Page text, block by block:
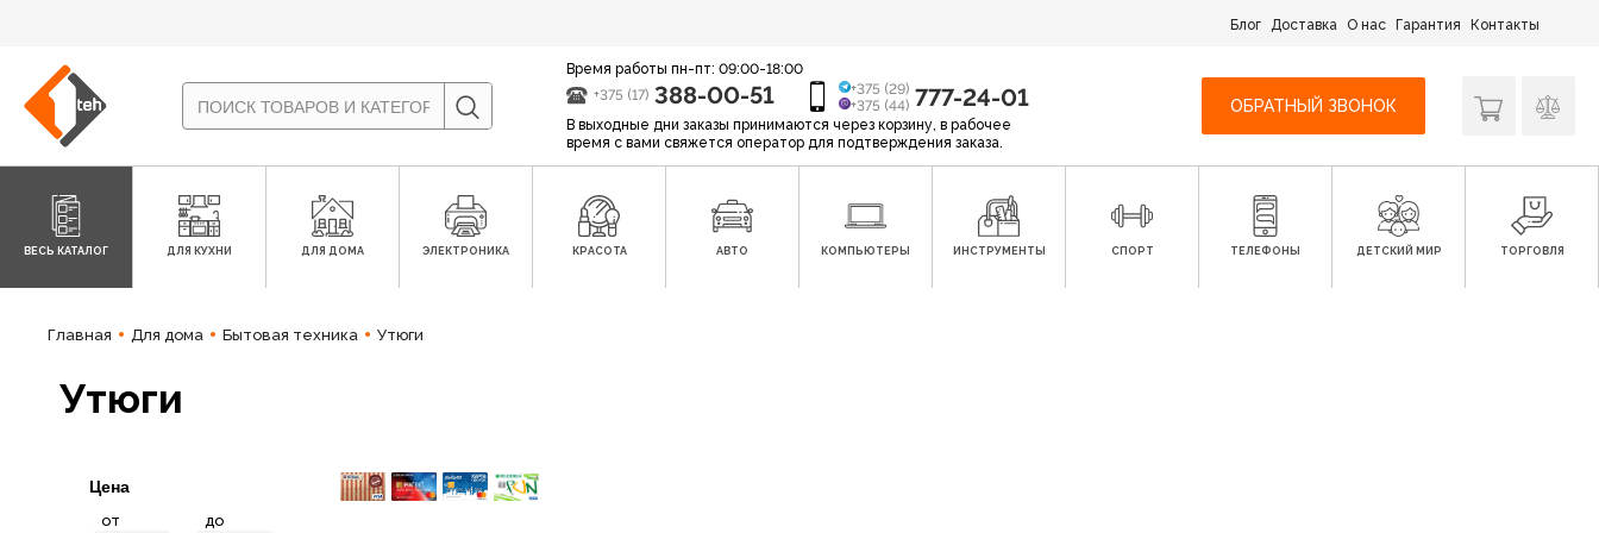
Блог Доставка О нас Гарантия Контакты
Время работы пн-пт: 09:00-18:00
+375 (17) 388-00-51
+375 (29)
+375 (44) 777-24-01
В выходные дни заказы принимаются через корзину, в рабочее
время с вами свяжется оператор для подтверждения заказа.
ОБРАТНЫЙ ЗВОНОК
ВЕСЬ КАТАЛОГ ДЛЯ КУХНИ ДЛЯ ДОМА ЭЛЕКТРОНИКА КРАСОТА АВТО КОМПЬЮТЕРЫ ИНСТРУМЕНТЫ СПОРТ ТЕЛЕФОНЫ ДЕТСКИЙ МИР ТОРГОВЛЯ
Главная Для дома Бытовая техника Утюги
Утюги
Цена
от до